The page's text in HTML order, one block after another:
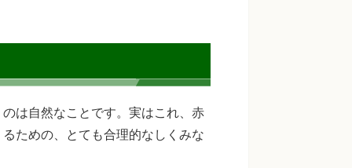
は自然なことです。実はこれ、赤
ための、とても合理的なしくみな